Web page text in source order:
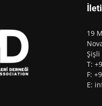
19
T:
F:
E: